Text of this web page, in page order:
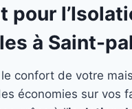
pour
à Saint-
confort de votre
économies sur vos